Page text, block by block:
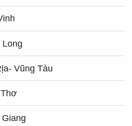
Long
Vũng Tàu